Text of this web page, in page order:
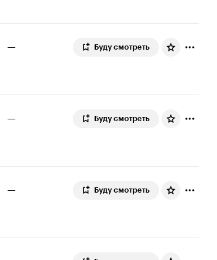
— Буду смотреть
— Буду смотреть
— Буду смотреть